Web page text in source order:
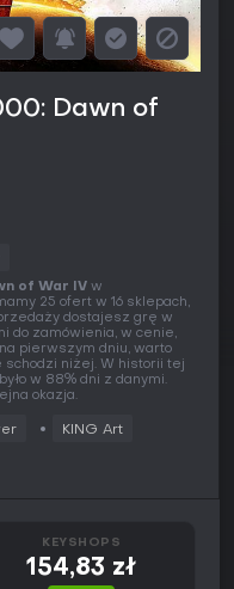
Dawn of
of War IV w
25 ofert w 16 sklepach,
dostajesz grę w
do zamówienia, w cenie,
pierwszym dniu, warto
niżej. W historii tej
w 88% dni z danymi.
okazja.
KING Art
KEYSHOPS
154,83 zł